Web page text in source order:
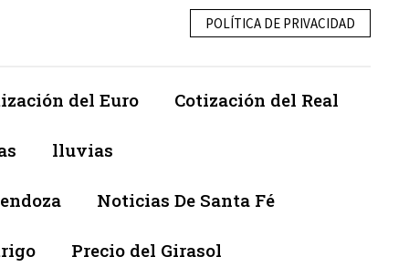
POLÍTICA DE PRIVACIDAD
del Euro Cotización del Real
lluvias
Noticias De Santa Fé
Precio del Girasol